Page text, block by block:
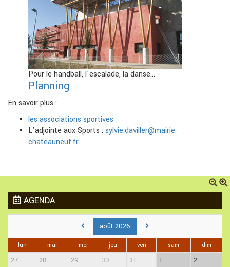
Pour le handball, l'escalade, la danse...
Planning
En savoir plus :
les associations sportives
L'adjointe aux Sports : sylvie.daviller@mairie-
chateauneuf.fr
AGENDA
août 2026
lun mar mer jeu ven sam dim
27 28 29 30 31 1
2